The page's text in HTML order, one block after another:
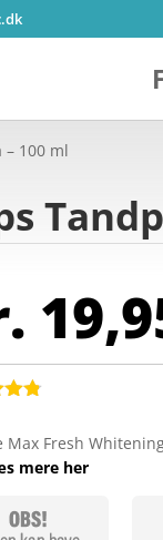
100 ml
på
Max Fresh
mere her